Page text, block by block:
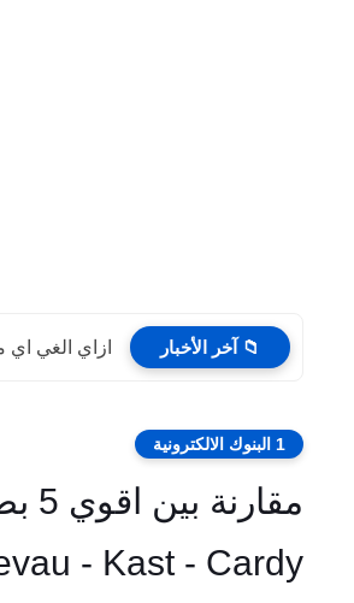
📁 آخر الأخبار ازاي الغي اي
1 البنوك الالكترونية
- Kast - Cardy )